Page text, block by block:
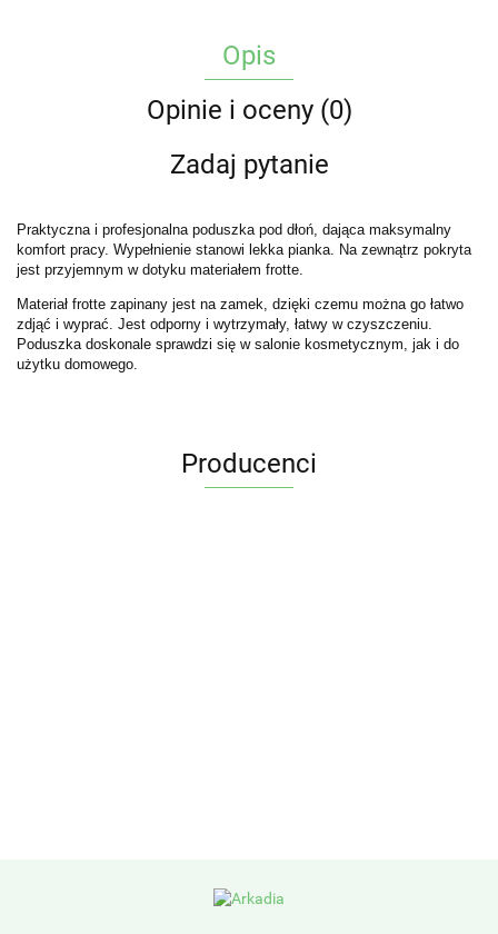
Opis
Opinie i oceny (0)
Zadaj pytanie
Praktyczna i profesjonalna poduszka pod dłoń, dająca maksymalny
komfort pracy. Wypełnienie stanowi lekka pianka. Na zewnątrz pokryta
jest przyjemnym w dotyku materiałem frotte.
Materiał frotte zapinany jest na zamek, dzięki czemu można go łatwo
zdjąć i wyprać. Jest odporny i wytrzymały, łatwy w czyszczeniu.
Poduszka doskonale sprawdzi się w salonie kosmetycznym, jak i do
użytku domowego.
Producenci